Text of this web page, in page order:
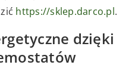
https://sklep.darco.pl.
dzięki